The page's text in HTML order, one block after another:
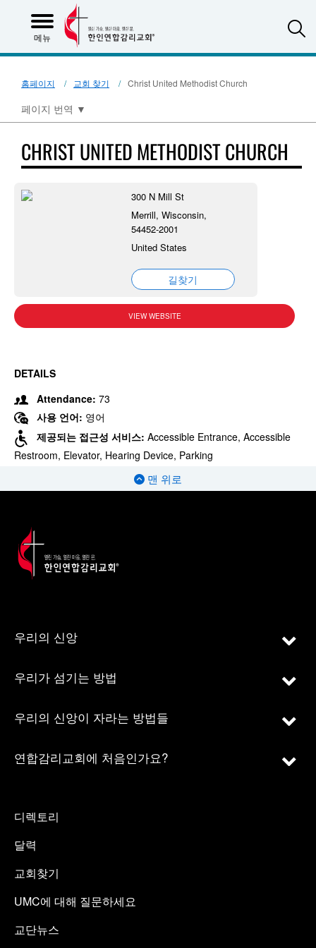
메뉴
홈페이지 교회 찾기 Christ United Methodist Church
페이지 번역 ▼
CHRIST UNITED METHODIST CHURCH
300 N Mill St
Merrill, Wisconsin,
54452-2001
United States
길찾기
VIEW WEBSITE
DETAILS
Attendance: 73
사용 언어: 영어
제공되는 접근성 서비스: Accessible Entrance, Accessible
Restroom, Elevator, Hearing Device, Parking
맨 위로
우리의 신앙
우리가 섬기는 방법
우리의 신앙이 자라는 방법들
연합감리교회에 처음인가요?
디렉토리
달력
교회찾기
UMC에 대해 질문하세요
교단뉴스